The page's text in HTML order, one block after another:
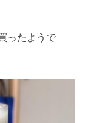
ったようで